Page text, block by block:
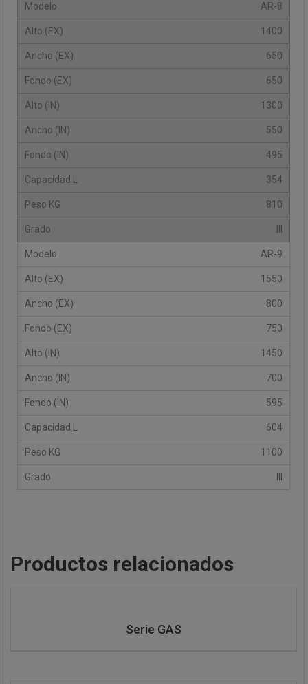
AR-8
1400
650
650
1300
550
495
354
810
AR-9
1550
800
750
1450
700
595
604
1100
Productos relacionados
Serie GAS